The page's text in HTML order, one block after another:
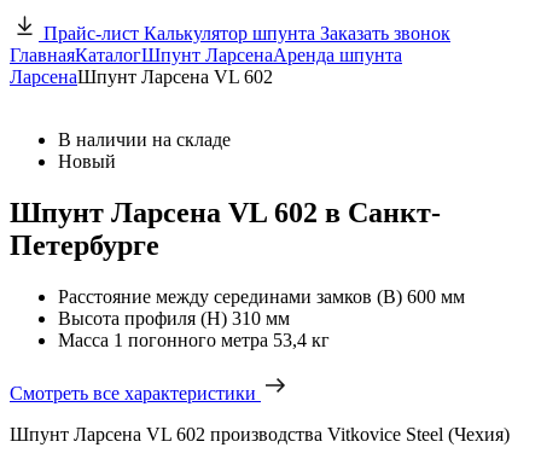
Прайс-лист Калькулятор шпунта Заказать звонок
ГлавнаяКаталогШпунт ЛарсенаАренда шпунта
ЛарсенаШпунт Ларсена VL 602
В наличии на складе
Новый
Шпунт Ларсена VL 602 в Санкт-
Петербурге
Расстояние между серединами замков (В) 600 мм
Высота профиля (Н) 310 мм
Масса 1 погонного метра 53,4 кг
Смотреть все характеристики
Шпунт Ларсена VL 602 производства Vitkovice Steel (Чехия)